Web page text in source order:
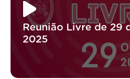
Reunião Livre de 29
2025